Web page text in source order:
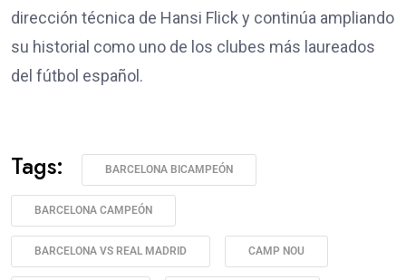
dirección técnica de Hansi Flick y continúa ampliando
su historial como uno de los clubes más laureados
del fútbol español.
Tags: BARCELONA BICAMPEÓN
BARCELONA CAMPEÓN
BARCELONA VS REAL MADRID CAMP NOU